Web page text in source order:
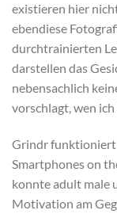
existieren hier
ebendiese
durchtrainierten
darstellen das
nebensachlich
vorschlagt, wen
Grindr funktioniert
Smartphones on
konnte adult male
Motivation am